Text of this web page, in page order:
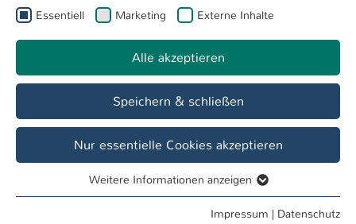
International
Essentiell Marketing Externe Inhalte
Alle akzeptieren
Speichern & schließen
Nur essentielle Cookies akzeptieren
Essentielle Cookies werden für grundlegende Funktionen
Weitere Informationen anzeigen
Impressum | Datenschutz